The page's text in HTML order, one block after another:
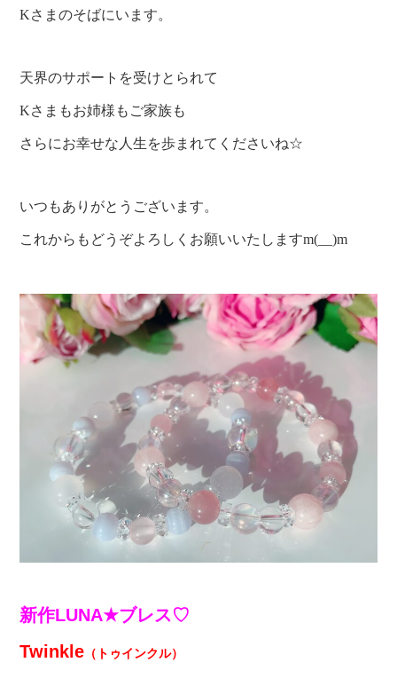
Kさまのそばにいます。
天界のサポートを受けとられて
Kさまもお姉様もご家族も
さらにお幸せな人生を歩まれてくださいね☆
いつもありがとうございます。
これからもどうぞよろしくお願いいたしますm(__)m
新作LUNA★ブレス♡
Twinkle （トゥインクル）